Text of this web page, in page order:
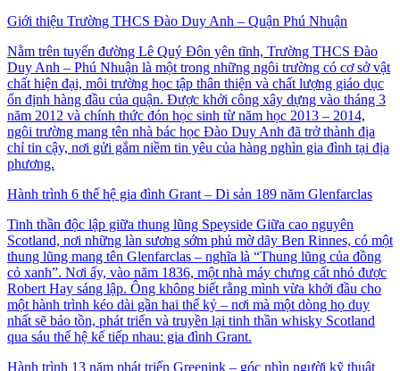
Giới thiệu Trường THCS Đào Duy Anh – Quận Phú Nhuận
Nằm trên tuyến đường Lê Quý Đôn yên tĩnh, Trường THCS Đào
Duy Anh – Phú Nhuận là một trong những ngôi trường có cơ sở vật
chất hiện đại, môi trường học tập thân thiện và chất lượng giáo dục
ổn định hàng đầu của quận. Được khởi công xây dựng vào tháng 3
năm 2012 và chính thức đón học sinh từ năm học 2013 – 2014,
ngôi trường mang tên nhà bác học Đào Duy Anh đã trở thành địa
chỉ tin cậy, nơi gửi gắm niềm tin yêu của hàng nghìn gia đình tại địa
phương.
Hành trình 6 thế hệ gia đình Grant – Di sản 189 năm Glenfarclas
Tinh thần độc lập giữa thung lũng Speyside Giữa cao nguyên
Scotland, nơi những làn sương sớm phủ mờ dãy Ben Rinnes, có một
thung lũng mang tên Glenfarclas – nghĩa là “Thung lũng của đồng
cỏ xanh”. Nơi ấy, vào năm 1836, một nhà máy chưng cất nhỏ được
Robert Hay sáng lập. Ông không biết rằng mình vừa khởi đầu cho
một hành trình kéo dài gần hai thế kỷ – nơi mà một dòng họ duy
nhất sẽ bảo tồn, phát triển và truyền lại tinh thần whisky Scotland
qua sáu thế hệ kế tiếp nhau: gia đình Grant.
Hành trình 13 năm phát triển Greenink – góc nhìn người kỹ thuật